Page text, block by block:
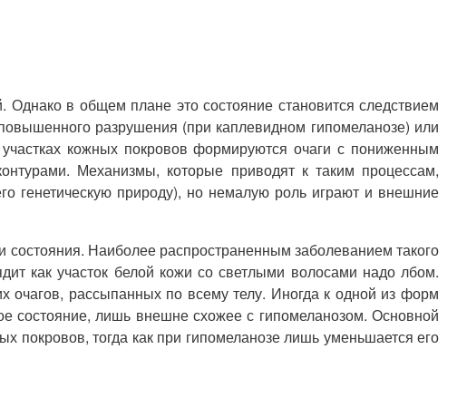
в общем плане это состояние становится следствием
разрушения (при каплевидном гипомеланозе) или
кожных покровов формируются очаги с пониженным
Механизмы, которые приводят к таким процессам,
генетическую природу), но немалую роль играют и внешние
Наиболее распространенным заболеванием такого
как участок белой кожи со светлыми волосами надо лбом.
очагов, рассыпанных по всему телу. Иногда к одной из форм
состояние, лишь внешне схожее с гипомеланозом. Основной
покровов, тогда как при гипомеланозе лишь уменьшается его